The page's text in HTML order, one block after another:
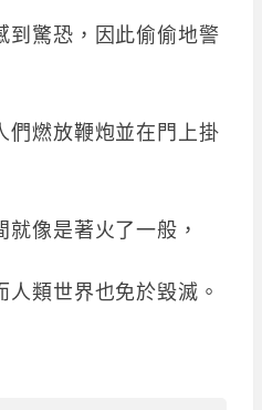
到驚恐，因此偷偷地警
們燃放鞭炮並在門上掛
像是著火了一般，
類世界也免於毀滅。